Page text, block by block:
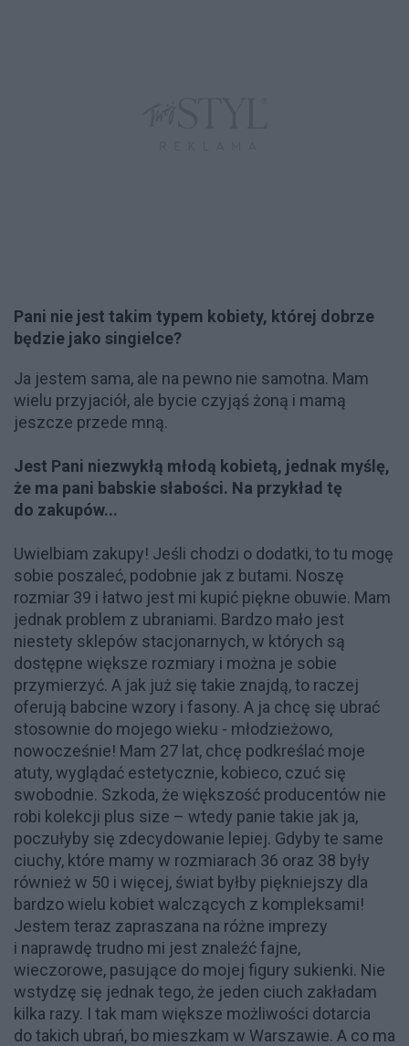
Pani nie jest takim typem kobiety, której dobrze
będzie jako singielce?
Ja jestem sama, ale na pewno nie samotna. Mam
wielu przyjaciół, ale bycie czyjąś żoną i mamą
jeszcze przede mną.
Jest Pani niezwykłą młodą kobietą, jednak myślę,
że ma pani babskie słabości. Na przykład tę
do zakupów...
Uwielbiam zakupy! Jeśli chodzi o dodatki, to tu mogę
sobie poszaleć, podobnie jak z butami. Noszę
rozmiar 39 i łatwo jest mi kupić piękne obuwie. Mam
jednak problem z ubraniami. Bardzo mało jest
niestety sklepów stacjonarnych, w których są
dostępne większe rozmiary i można je sobie
przymierzyć. A jak już się takie znajdą, to raczej
oferują babcine wzory i fasony. A ja chcę się ubrać
stosownie do mojego wieku - młodzieżowo,
nowocześnie! Mam 27 lat, chcę podkreślać moje
atuty, wyglądać estetycznie, kobieco, czuć się
swobodnie. Szkoda, że większość producentów nie
robi kolekcji plus size – wtedy panie takie jak ja,
poczułyby się zdecydowanie lepiej. Gdyby te same
ciuchy, które mamy w rozmiarach 36 oraz 38 były
również w 50 i więcej, świat byłby piękniejszy dla
bardzo wielu kobiet walczących z kompleksami!
Jestem teraz zapraszana na różne imprezy
i naprawdę trudno mi jest znaleźć fajne,
wieczorowe, pasujące do mojej figury sukienki. Nie
wstydzę się jednak tego, że jeden ciuch zakładam
kilka razy. I tak mam większe możliwości dotarcia
do takich ubrań, bo mieszkam w Warszawie. A co ma